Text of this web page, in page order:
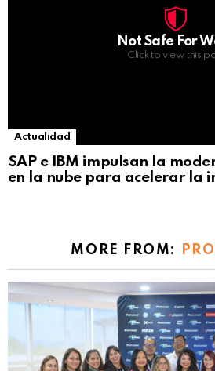
Not Safe For
Click to view this
Actualidad
SAP e IBM impulsan la
en la nube para acelerar la
MORE FROM: